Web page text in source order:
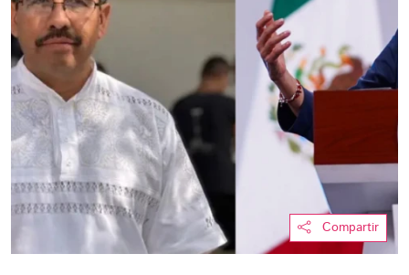
Compartir